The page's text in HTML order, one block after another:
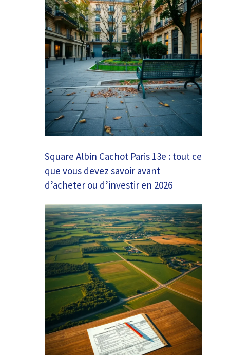
Square Albin Cachot Paris 13e : tout ce
que vous devez savoir avant
d’acheter ou d’investir en 2026